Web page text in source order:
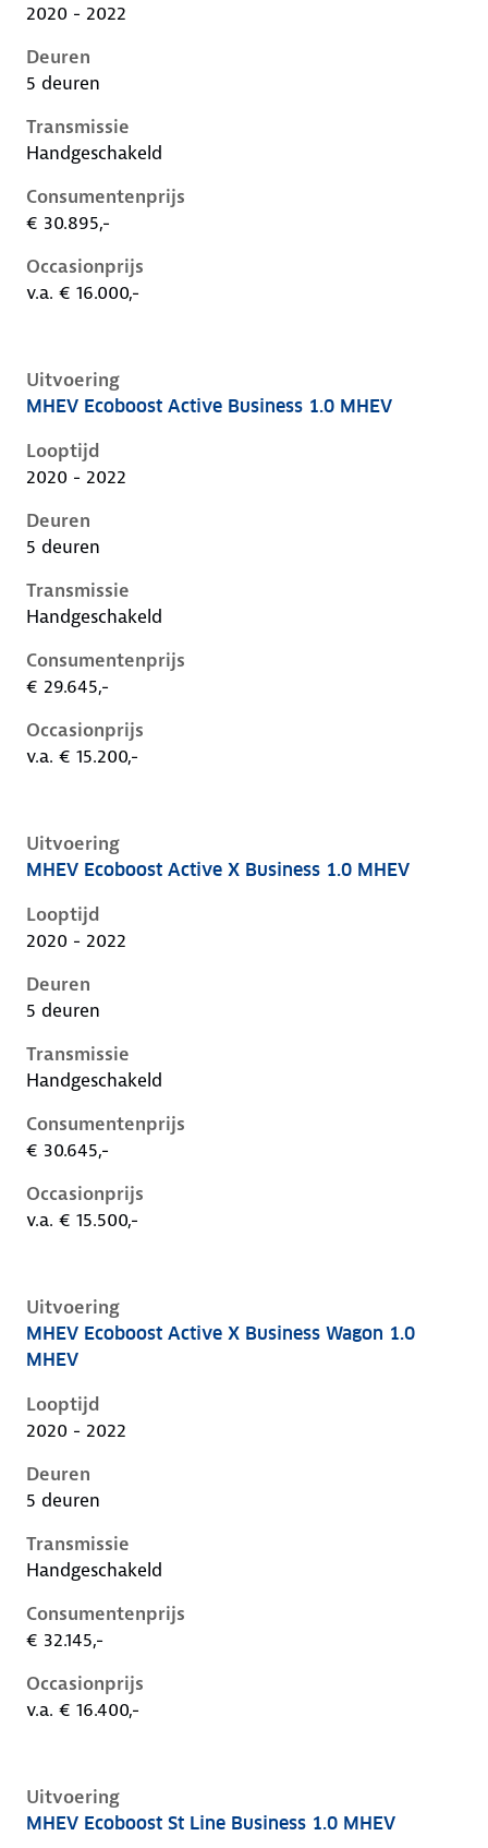
2020 - 2022
Deuren
5 deuren
Transmissie
Handgeschakeld
Consumentenprijs
€ 30.895,-
Occasionprijs
v.a. € 16.000,-
Uitvoering
Ford Focus iv, 1.0 mhev, 92 kW, Benzine, 5 deuren
MHEV Ecoboost Active Business 1.0 MHEV
Looptijd
2020 - 2022
Deuren
5 deuren
Transmissie
Handgeschakeld
Consumentenprijs
€ 29.645,-
Occasionprijs
v.a. € 15.200,-
Uitvoering
Ford Focus iv, 1.0 mhev, 92 kW, Benzine, 5 deuren
MHEV Ecoboost Active X Business 1.0 MHEV
Looptijd
2020 - 2022
Deuren
5 deuren
Transmissie
Handgeschakeld
Consumentenprijs
€ 30.645,-
Occasionprijs
v.a. € 15.500,-
Uitvoering
Ford Focus iv, wagon 1.0 mhev, 92 kW, Benzine, 5
MHEV Ecoboost Active X Business Wagon 1.0
MHEV
Looptijd
2020 - 2022
Deuren
5 deuren
Transmissie
Handgeschakeld
Consumentenprijs
€ 32.145,-
Occasionprijs
v.a. € 16.400,-
Uitvoering
Ford Focus iv, 1.0 mhev, 92 kW, Benzine, 5 deuren
MHEV Ecoboost St Line Business 1.0 MHEV